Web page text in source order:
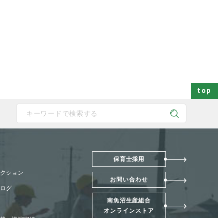
top
users, explore by touch or with swipe gestures.
ション
グ
保育士採用
お問い合わせ
南魚沼生産組合
オンラインストア